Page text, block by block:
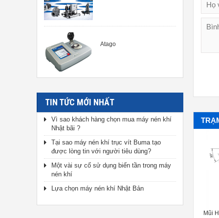
Atago
TIN TỨC MỚI NHẤT
Vì sao khách hàng chọn mua máy nén khí
Nhật bãi ?
Tại sao máy nén khí trục vít Buma tạo
được lòng tin với người tiêu dùng?
Một vài sự cố sử dụng biến tần trong máy
nén khí
Lựa chọn máy nén khí Nhật Bản
Mũi